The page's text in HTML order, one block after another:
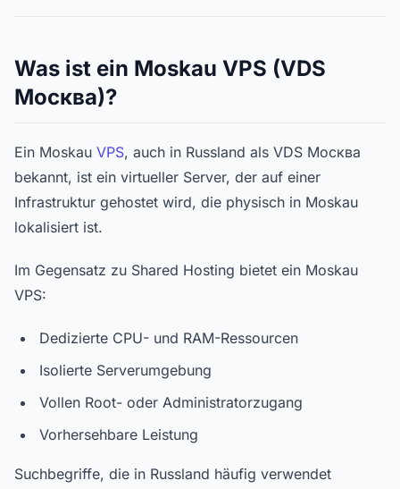
Was ist ein Moskau VPS (VDS
Москва)?
Ein Moskau VPS, auch in Russland als VDS Москва
bekannt, ist ein virtueller Server, der auf einer
Infrastruktur gehostet wird, die physisch in Moskau
lokalisiert ist.
Im Gegensatz zu Shared Hosting bietet ein Moskau
VPS:
Dedizierte CPU- und RAM-Ressourcen
Isolierte Serverumgebung
Vollen Root- oder Administratorzugang
Vorhersehbare Leistung
Suchbegriffe, die in Russland häufig verwendet